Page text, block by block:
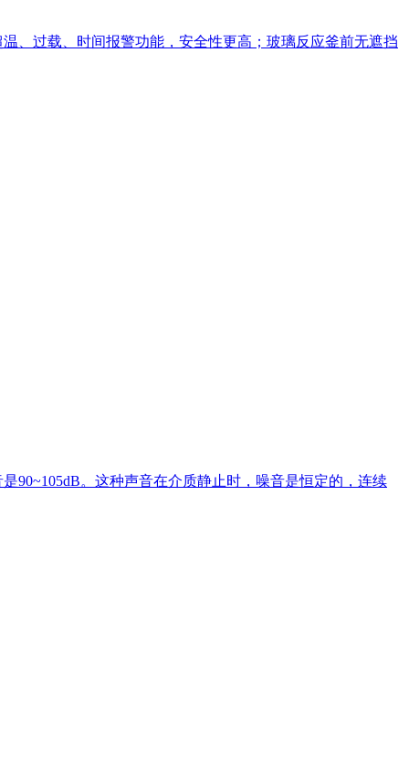
、过载、时间报警功能，安全性更高；玻璃反应釜前无遮挡
90~105dB。这种声音在介质静止时，噪音是恒定的，连续